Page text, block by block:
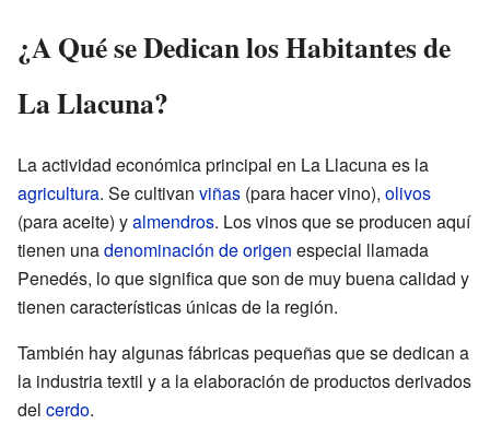
¿A Qué se Dedican los Habitantes de
La Llacuna?
La actividad económica principal en La Llacuna es la
agricultura. Se cultivan viñas (para hacer vino), olivos
(para aceite) yalmendros. Los vinos que se producen aquí
tienen unadenominación de origen especial llamada
Penedés, lo que significa que son de muy buena calidad y
tienen características únicas de la región.
También hay algunas fábricas pequeñas que se dedican a
la industria textil y a la elaboración de productos derivados
del cerdo.